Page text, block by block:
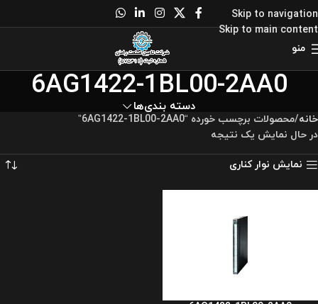
Skip to navigation
Skip to main content
منو
6AG1422-1BL00-2AA0
دسته بندی‌ها
خانه محصولات برچسب خورده “6AG1422-1BL00-2AA0”
در حال نمایش یک نتیجه
نمایش نوار کناری